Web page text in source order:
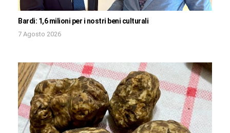
Bardi: 1,6 milioni per i nostri beni culturali
7 Agosto 2026